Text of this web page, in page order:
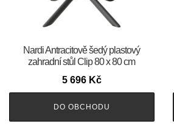
Nardi Antracitově šedý plastový
zahradní stůl Clip 80 x 80 cm
5 696 Kč
DO OBCHODU